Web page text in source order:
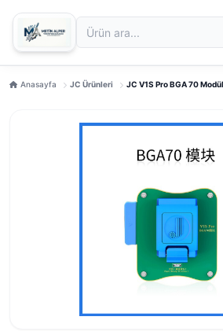
Anasayfa JC Ürünleri JC V1S Pro BGA 70